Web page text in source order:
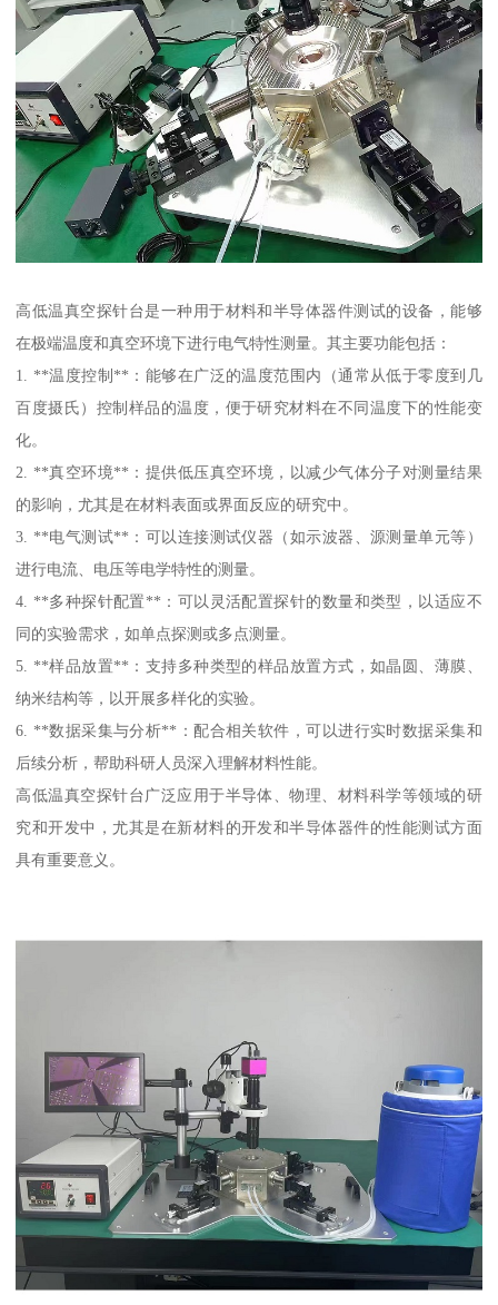
高低温真空探针台是一种用于材料和半导体器件测试的设备，能够
在极端温度和真空环境下进行电气特性测量。其主要功能包括：
1. **温度控制**：能够在广泛的温度范围内（通常从低于零度到几
百度摄氏）控制样品的温度，便于研究材料在不同温度下的性能变
化。
2. **真空环境**：提供低压真空环境，以减少气体分子对测量结果
的影响，尤其是在材料表面或界面反应的研究中。
3. **电气测试**：可以连接测试仪器（如示波器、源测量单元等）
进行电流、电压等电学特性的测量。
4. **多种探针配置**：可以灵活配置探针的数量和类型，以适应不
同的实验需求，如单点探测或多点测量。
5. **样品放置**：支持多种类型的样品放置方式，如晶圆、薄膜、
纳米结构等，以开展多样化的实验。
6. **数据采集与分析**：配合相关软件，可以进行实时数据采集和
后续分析，帮助科研人员深入理解材料性能。
高低温真空探针台广泛应用于半导体、物理、材料科学等领域的研
究和开发中，尤其是在新材料的开发和半导体器件的性能测试方面
具有重要意义。